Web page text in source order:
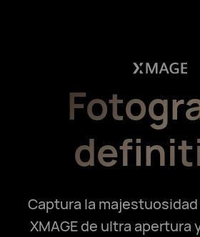
Captura la
XMAGE de ultra apertura